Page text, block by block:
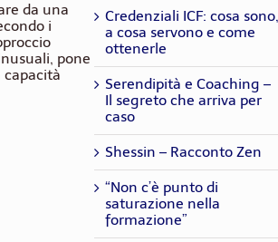
da una
i
pone
capacità
Credenziali ICF: cosa sono,
a cosa servono e come
ottenerle
Serendipità e Coaching –
Il segreto che arriva per
caso
Shessin – Racconto Zen
“Non c’è punto di
saturazione nella
formazione”